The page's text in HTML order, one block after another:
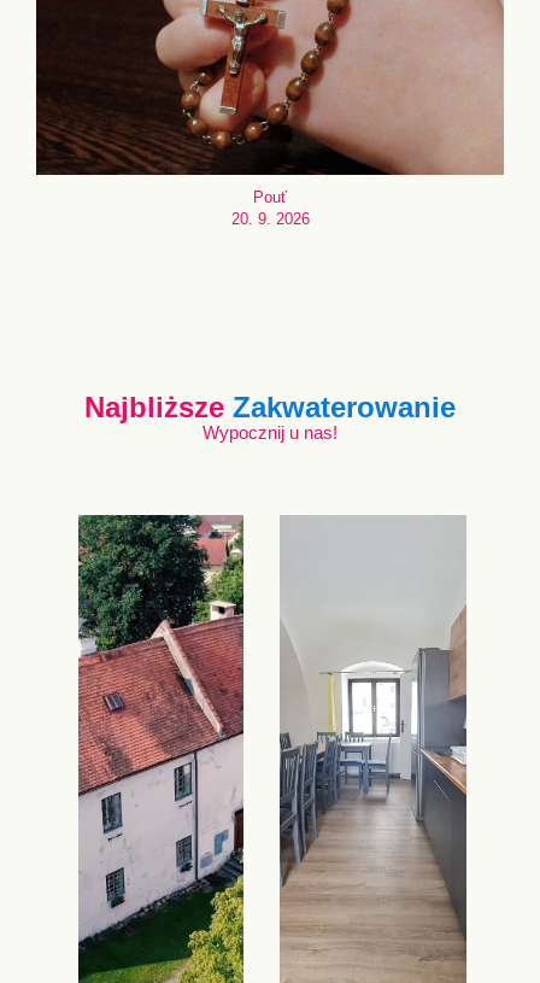
Pouť
20. 9. 2026
Najbliższe Zakwaterowanie
Wypocznij u nas!